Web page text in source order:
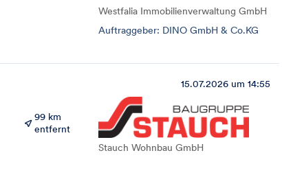
Westfalia Immobilienverwaltung GmbH
Auftraggeber: DINO GmbH & Co.KG
15.07.2026 um 14:55
99 km
entfernt
Stauch Wohnbau GmbH